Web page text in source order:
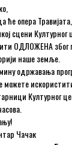
ће опера
сцени
ОДЛОЖЕНА због
наше земље.
одржавања
можете
Културног
Чачак